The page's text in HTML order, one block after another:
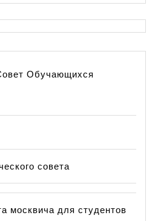
Обучающихся
совета
москвича для студентов